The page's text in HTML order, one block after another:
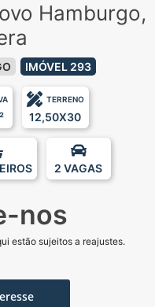
Hamburgo,
IMÓVEL 293
TERRENO
12,50X30
2 VAGAS
nos
estão sujeitos a reajustes.